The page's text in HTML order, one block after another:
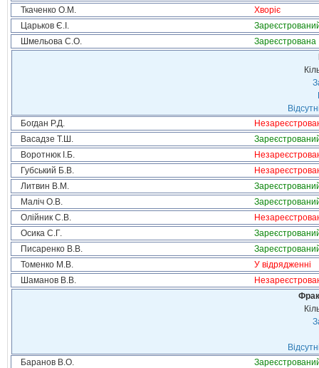
Ткаченко О.М.
Хворіє
Царьков Є.І.
Шмельова С.О.
Зареєстрована
Богдан Р.Д.
Васадзе Т.Ш.
Воротнюк І.Б.
Губський Б.В.
Литвин В.М.
Маліч О.В.
Олійник С.В.
Осика С.Г.
Писаренко В.В.
Томенко М.В.
У відрядженні
Шаманов В.В.
Баранов В.О.